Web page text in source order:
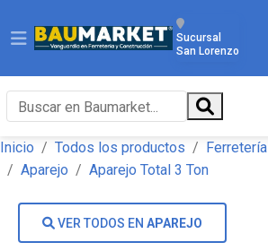
Sucursal
San Lorenzo
Inicio Todos los productos Ferretería
Aparejo
Aparejo Total 3 Ton
VER TODOS EN APAREJO